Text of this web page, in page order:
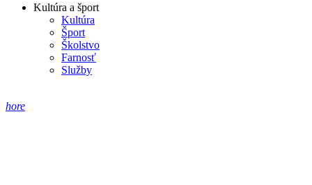
Kultúra a šport
Kultúra
Šport
Školstvo
Farnosť
Služby
hore